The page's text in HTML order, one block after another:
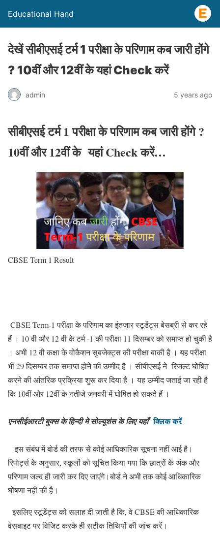
Educational Hand
देखें सीबीएसई टर्म 1 परीक्षा के परिणाम कब जारी होंगे
? 10वीं और 12वीं के यहां Check करें
admin 5 years ago
सीबीएसई टर्म 1 परीक्षा के परिणाम कब जारी होंगे ?
10वीं और 12वीं के यहां Check करें…
CBSE Term 1 Result
CBSE Term-1 परीक्षा के परिणाम का इंतजार स्टूडेंट्स बेसब्री से कर रहे
हैं । 10 वी और 12 वी के टर्म -1 की परीक्षा 11 दिसम्बर को समाप्त हो चुकी है
। अभी 12 वी कक्षा के वोकैशन सुबजेक्ट्स की परीक्षा बाकी है । यह परीक्षा
भी 29 दिसम्बर तक समाप्त होने की उम्मीद है । सीबीएसई ने रिजल्ट घोषित
करने की आंतरिक प्रक्रिया शुरू कर दिया है ।यह उम्मीद जताई जा रही है
कि 10वीं और 12वीं के नतीजे जनवरी में घोषित हो सकते हैं ।
एनसीईआरटी बुक्स के हिन्दी मे सोल्यूशंस के लिए यहाँ क्लिक करें
इस संबंध में बोर्ड की तरफ से कोई आधिकारिक सूचना नहीं आई है।
रिपोर्ट्स के अनुसार, स्कूलों को सूचित किया गया कि छात्रों के अंक और
परिणाम जल्द ही जारी कर दिए जाएंगे।बोर्ड ने अभी तक कोई आधिकारिक
घोषणा नहीं की है।
इसलिए स्टूडेंट्स को सलाह दी जाती है कि, वे CBSE की आधिकारिक
वेसबाइट पर विजिट करके ही सटीक तिथियों की जांच करें।